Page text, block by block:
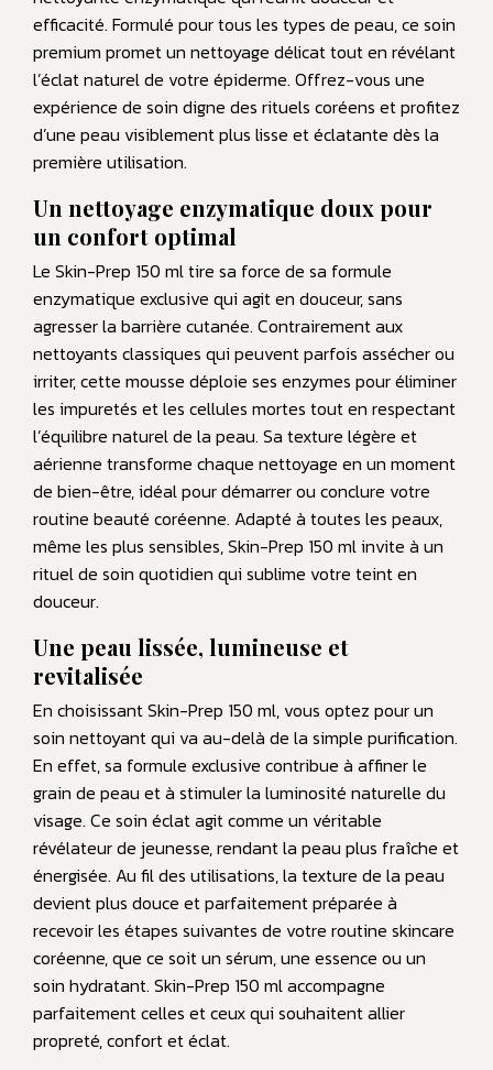
efficacité. Formulé pour tous les types de peau, ce soin
premium promet un nettoyage délicat tout en révélant
l’éclat naturel de votre épiderme. Offrez-vous une
expérience de soin digne des rituels coréens et profitez
d’une peau visiblement plus lisse et éclatante dès la
première utilisation.
Un nettoyage enzymatique doux pour
un confort optimal
Le Skin-Prep 150 ml tire sa force de sa formule
enzymatique exclusive qui agit en douceur, sans
agresser la barrière cutanée. Contrairement aux
nettoyants classiques qui peuvent parfois assécher ou
irriter, cette mousse déploie ses enzymes pour éliminer
les impuretés et les cellules mortes tout en respectant
l’équilibre naturel de la peau. Sa texture légère et
aérienne transforme chaque nettoyage en un moment
de bien-être, idéal pour démarrer ou conclure votre
routine beauté coréenne. Adapté à toutes les peaux,
même les plus sensibles, Skin-Prep 150 ml invite à un
rituel de soin quotidien qui sublime votre teint en
douceur.
Une peau lissée, lumineuse et
revitalisée
En choisissant Skin-Prep 150 ml, vous optez pour un
soin nettoyant qui va au-delà de la simple purification.
En effet, sa formule exclusive contribue à affiner le
grain de peau et à stimuler la luminosité naturelle du
visage. Ce soin éclat agit comme un véritable
révélateur de jeunesse, rendant la peau plus fraîche et
énergisée. Au fil des utilisations, la texture de la peau
devient plus douce et parfaitement préparée à
recevoir les étapes suivantes de votre routine skincare
coréenne, que ce soit un sérum, une essence ou un
soin hydratant. Skin-Prep 150 ml accompagne
parfaitement celles et ceux qui souhaitent allier
propreté, confort et éclat.